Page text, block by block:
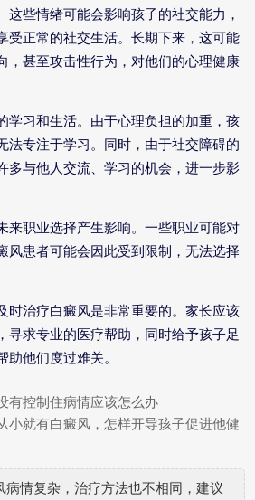
这些情绪可能会影响孩子的社交能力，
受正常的社交生活。长期下来，这可能
，甚至攻击性行为，对他们的心理健康
学习和生活。由于心理负担的加重，孩
法专注于学习。同时，由于社交障碍的
多与他人交流、学习的机会，进一步影
来职业选择产生影响。一些职业可能对
风患者可能会因此受到限制，无法选择
时治疗白癜风是非常重要的。家长应该
寻求专业的医疗帮助，同时给予孩子足
他们度过难关。
有控制住病情应该怎么办
小就有白癜风，怎样开导孩子促进他健
病情复杂，治疗方法也不相同，建议